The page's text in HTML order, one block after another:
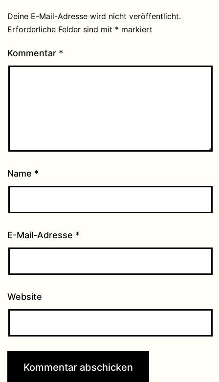
Deine E-Mail-Adresse wird nicht veröffentlicht.
Erforderliche Felder sind mit * markiert
Kommentar *
Name *
E-Mail-Adresse *
Website